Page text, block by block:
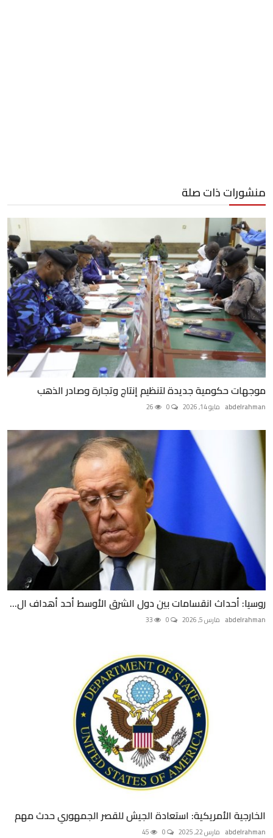
منشورات ذات صلة
موجهات حكومية جديدة لتنظيم إنتاج وتجارة وصادر الذهب
abdelrahman مايو 14, 2026
روسيا: أحداث انقسامات بين دول الشرق الأوسط أحد أهداف ال...
abdelrahman مارس 5, 2026
الخارجية الأمريكية: استعادة الجيش للقصر الجمهوري حدث مهم
abdelrahman مارس 22, 2025